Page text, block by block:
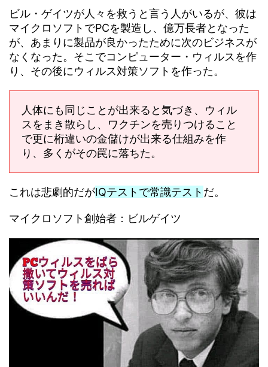
ビル・ゲイツが人々を救うと言う人がいるが、彼は
マイクロソフトでPCを製造し、億万長者となった
が、あまりに製品が良かったために次のビジネスが
なくなった。そこでコンピューター・ウィルスを作
り、その後にウィルス対策ソフトを作った。
人体にも同じことが出来ると気づき、ウィル
スをまき散らし、ワクチンを売りつけること
で更に桁違いの金儲けが出来る仕組みを作
り、多くがその罠に落ちた。
これは悲劇的だがIQテストで常識テスト だ。
マイクロソフト創始者：ビルゲイツ